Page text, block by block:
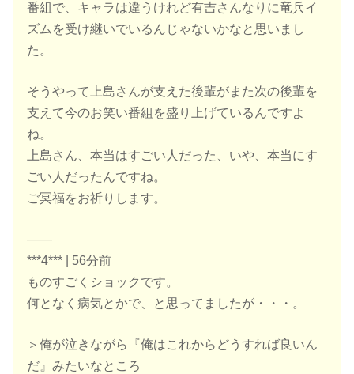
番組で、キャラは違うけれど有吉さんなりに竜兵イ
ズムを受け継いでいるんじゃないかなと思いまし
た。
そうやって上島さんが支えた後輩がまた次の後輩を
支えて今のお笑い番組を盛り上げているんですよ
ね。
上島さん、本当はすごい人だった、いや、本当にす
ごい人だったんですね。
ご冥福をお祈りします。
——
***4*** | 56分前
ものすごくショックです。
何となく病気とかで、と思ってましたが・・・。
＞俺が泣きながら『俺はこれからどうすれば良いん
だ』みたいなところ